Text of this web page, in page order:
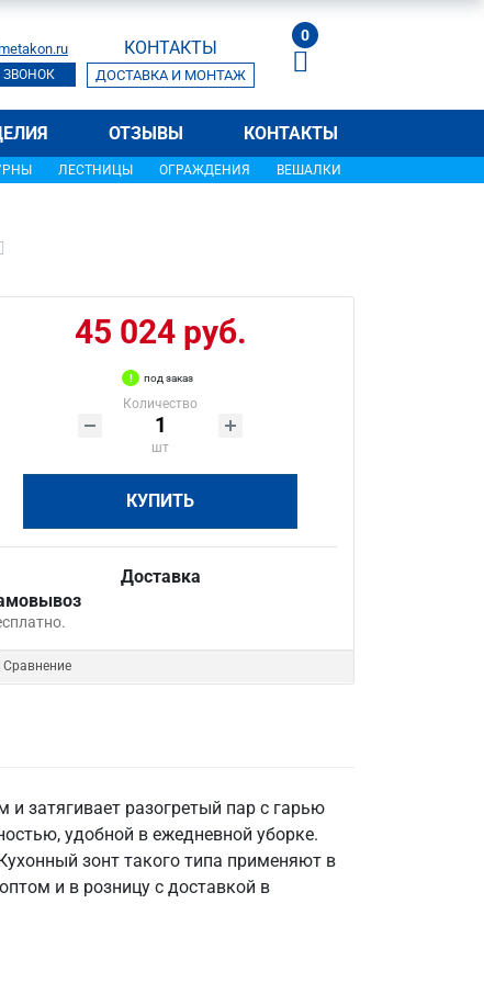
ЗВОНОК
КОНТАКТЫ
ДОСТАВКА И МОНТАЖ
0
ОТЗЫВЫ КОНТАКТЫ
ЛЕСТНИЦЫ ОГРАЖДЕНИЯ ВЕШАЛКИ
45 024 руб.
под заказ
Количество
шт
КУПИТЬ
Доставка
Сравнение
затягивает разогретый пар с гарью
удобной в ежедневной уборке.
зонт такого типа применяют в
и в розницу с доставкой в